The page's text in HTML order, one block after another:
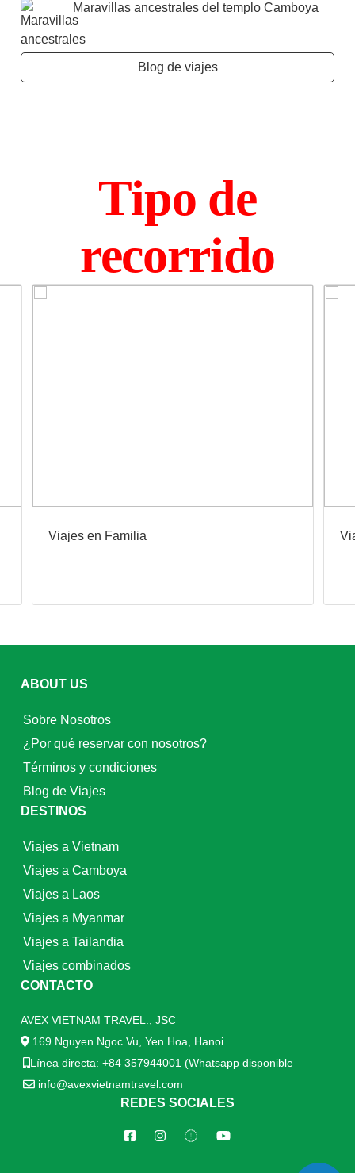
Maravillas ancestrales del templo Camboya
Blog de viajes
Tipo de
recorrido
Viajes en Familia
ABOUT US
Sobre Nosotros
¿Por qué reservar con nosotros?
Términos y condiciones
Blog de Viajes
DESTINOS
Viajes a Vietnam
Viajes a Camboya
Viajes a Laos
Viajes a Myanmar
Viajes a Tailandia
Viajes combinados
CONTACTO
AVEX VIETNAM TRAVEL., JSC
169 Nguyen Ngoc Vu, Yen Hoa, Hanoi
Línea directa: +84 357944001 (Whatsapp disponible
info@avexvietnamtravel.com
REDES SOCIALES